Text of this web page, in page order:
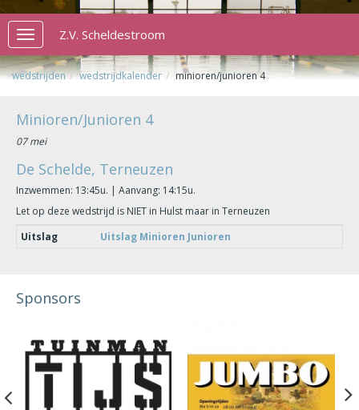
Toggle
navigation
Z.V. Scheldestroom
wedstrijden wedstrijdkalender minioren/junioren 4
Minioren/Junioren 4
07 mei
De Schelde, Terneuzen
Inzwemmen: 13:45u. | Aanvang: 14:15u.
Let op deze wedstrijd is NIET in Hulst maar in Terneuzen
Uitslag
Uitslag Minioren Junioren
Sponsors